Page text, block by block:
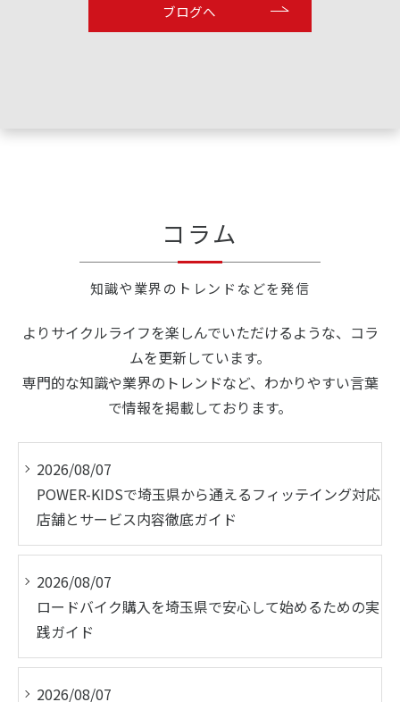
ブログへ
知識や業界のトレンドなどを発信
コラム
よりサイクルライフを楽しんでいただけるような、コラ
ムを更新しています。
専門的な知識や業界のトレンドなど、わかりやすい言葉
で情報を掲載しております。
2026/08/07
POWER-KIDSで埼玉県から通えるフィッテイング対応
店舗とサービス内容徹底ガイド
2026/08/07
ロードバイク購入を埼玉県で安心して始めるための実
践ガイド
2026/08/07